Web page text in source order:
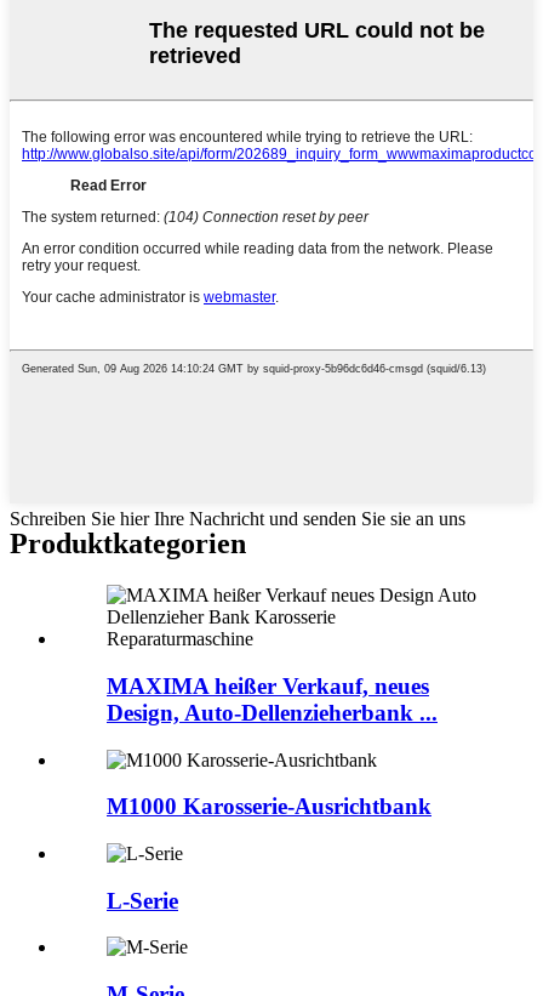
Schreiben Sie hier Ihre Nachricht und senden Sie sie an uns
Produktkategorien
MAXIMA heißer Verkauf, neues
Design, Auto-Dellenzieherbank ...
M1000 Karosserie-Ausrichtbank
L-Serie